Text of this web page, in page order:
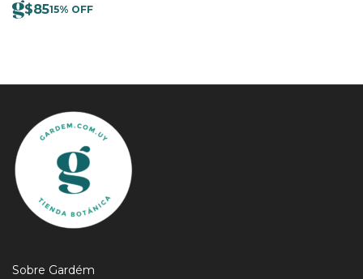
$8515% OFF
Sobre Gardém